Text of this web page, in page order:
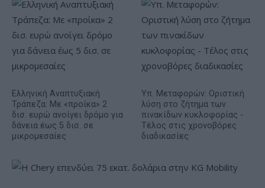
Ελληνική Αναπτυξιακή
Τράπεζα: Με «προίκα» 2
δισ. ευρώ ανοίγει δρόμο για
δάνεια έως 5 δισ. σε
μικρομεσαίες
Υπ. Μεταφορών: Οριστική
λύση στο ζήτημα των
πινακίδων κυκλοφορίας -
Τέλος στις χρονοβόρες
διαδικασίες